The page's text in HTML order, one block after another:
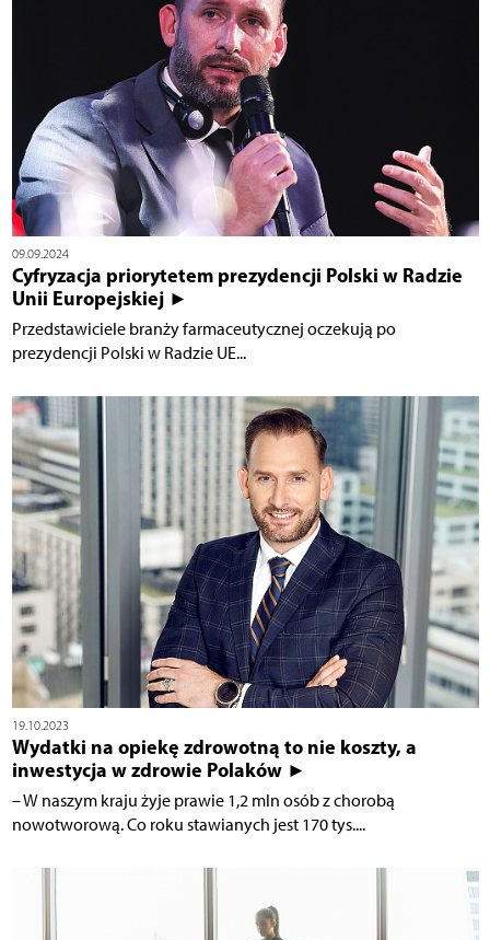
09.09.2024
Cyfryzacja priorytetem prezydencji Polski w Radzie
Unii Europejskiej ►
Przedstawiciele branży farmaceutycznej oczekują po
prezydencji Polski w Radzie UE...
19.10.2023
Wydatki na opiekę zdrowotną to nie koszty, a
inwestycja w zdrowie Polaków ►
– W naszym kraju żyje prawie 1,2 mln osób z chorobą
nowotworową. Co roku stawianych jest 170 tys....